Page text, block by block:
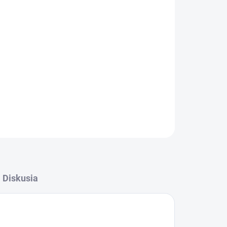
pôvodu.
Diskusia